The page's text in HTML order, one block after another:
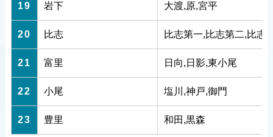
19 岩下 大渡,原,宮平
20 比志 比志第一,比志第二,比志
21 富里 日向,日影,東小尾
22 小尾 塩川,神戸,御門
23 豊里 和田,黒森